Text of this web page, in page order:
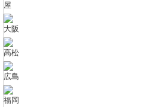
屋
大阪
高松
広島
福岡